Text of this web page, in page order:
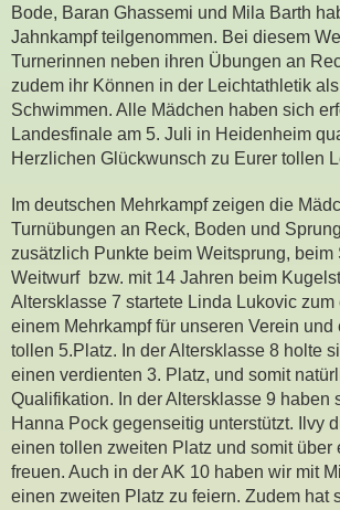
Bode, Baran Ghassemi und Mila Barth
Jahnkampf teilgenommen. Bei diesem
Turnerinnen neben ihren Übungen an
zudem ihr Können in der Leichtathletik
Schwimmen. Alle Mädchen haben sich
Landesfinale am 5. Juli in Heidenheim
Herzlichen Glückwunsch zu Eurer tollen
Im deutschen Mehrkampf zeigen die
Turnübungen an Reck, Boden und
zusätzlich Punkte beim Weitsprung, beim
Weitwurf bzw. mit 14 Jahren beim
Altersklasse 7 startete Linda Lukovic zum
einem Mehrkampf für unseren Verein und
tollen 5.Platz. In der Altersklasse 8 holte
einen verdienten 3. Platz, und somit
Qualifikation. In der Altersklasse 9 haben
Hanna Pock gegenseitig unterstützt. Ilvy
einen tollen zweiten Platz und somit über
freuen. Auch in der AK 10 haben wir mit
einen zweiten Platz zu feiern. Zudem hat